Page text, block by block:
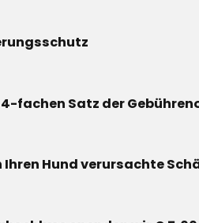
fachen Satz der
Hund verursachte